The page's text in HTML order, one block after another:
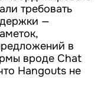
требовать
—
в
вроде Chat
Hangouts не